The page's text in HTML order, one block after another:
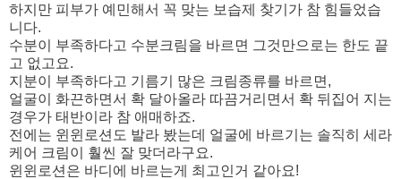
하지만 피부가 예민해서 꼭 맞는 보습제 찾기가 참 힘들었습
니다.
수분이 부족하다고 수분크림을 바르면 그것만으로는 한도 끝
고 없고요.
지분이 부족하다고 기름기 많은 크림종류를 바르면,
얼굴이 화끈하면서 확 달아올라 따끔거리면서 확 뒤집어 지는
경우가 태반이라 참 애매하죠.
전에는 윈윈로션도 발라 봤는데 얼굴에 바르기는 솔직히 세라
케어 크림이 훨씬 잘 맞더라구요.
윈윈로션은 바디에 바르는게 최고인거 같아요!